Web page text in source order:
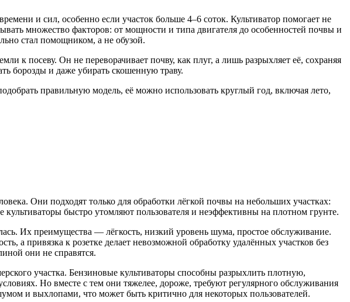
и сил, особенно если участок больше 4–6 соток. Культиватор помогает не
множество факторов: от мощности и типа двигателя до особенностей почвы и
стал помощником, а не обузой.
к посеву. Он не переворачивает почву, как плуг, а лишь разрыхляет её, сохраняя
борозды и даже убирать скошенную траву.
правильную модель, её можно использовать круглый год, включая лето,
Они подходят только для обработки лёгкой почвы на небольших участках:
быстро утомляют пользователя и неэффективны на плотном грунте.
Их преимущества — лёгкость, низкий уровень шума, простое обслуживание.
а привязка к розетке делает невозможной обработку удалённых участков без
они не справятся.
участка. Бензиновые культиваторы способны разрыхлить плотную,
Но вместе с тем они тяжелее, дороже, требуют регулярного обслуживания
и выхлопами, что может быть критично для некоторых пользователей.